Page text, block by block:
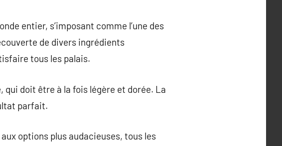
entier, s’imposant comme l’une des
de divers ingrédients
tous les palais.
qui doit être à la fois légère et dorée. La
parfait.
options plus audacieuses, tous les